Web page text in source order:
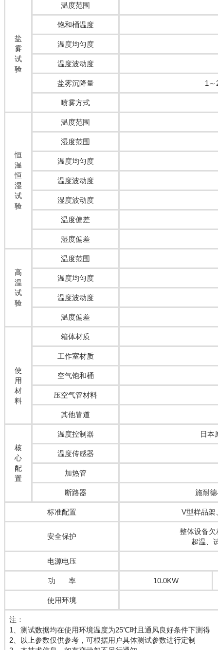
盐
雾
试
验
温度范围
饱和桶温度
温度均匀度
温度波动度
盐雾沉降量 1～
喷雾方式
恒
温
恒
湿
试
验
温度范围
湿度范围
温度均匀度
温度波动度
湿度波动度
温度偏差
湿度偏差
高
温
试
验
温度范围
温度均匀度
温度波动度
温度偏差
使
用
材
料
箱体材质
工作室材质
空气饱和桶
压空气管材料
其他管道
核
心
配
置
温度控制器 日本
温度传感器
加热管
断路器 施耐
标准配置 V型样品架
安全保护
整体设备
超温、
电源电压
功 率 10.0KW
使用环境
注：
1、测试数据均在使用环境温度为25℃时且通风良好条件下测得
2、以上参数仅供参考，可根据用户具体测试参数进行定制